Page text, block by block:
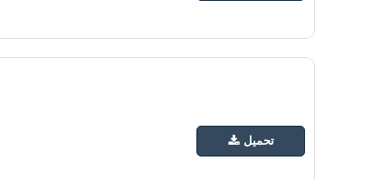
تحميل